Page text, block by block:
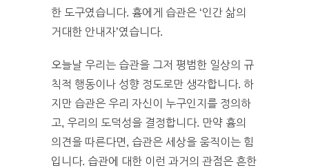
한 도구였습니다. 흄에게 습관은 ‘인간 삶의
거대한 안내자’였습니다.
오늘날 우리는 습관을 그저 평범한 일상의 규
칙적 행동이나 성향 정도로만 생각합니다. 하
지만 습관은 우리 자신이 누구인지를 정의하
고, 우리의 도덕성을 결정합니다. 만약 흄의
의견을 따른다면, 습관은 세상을 움직이는 힘
입니다. 습관에 대한 이런 과거의 관점은 흔한